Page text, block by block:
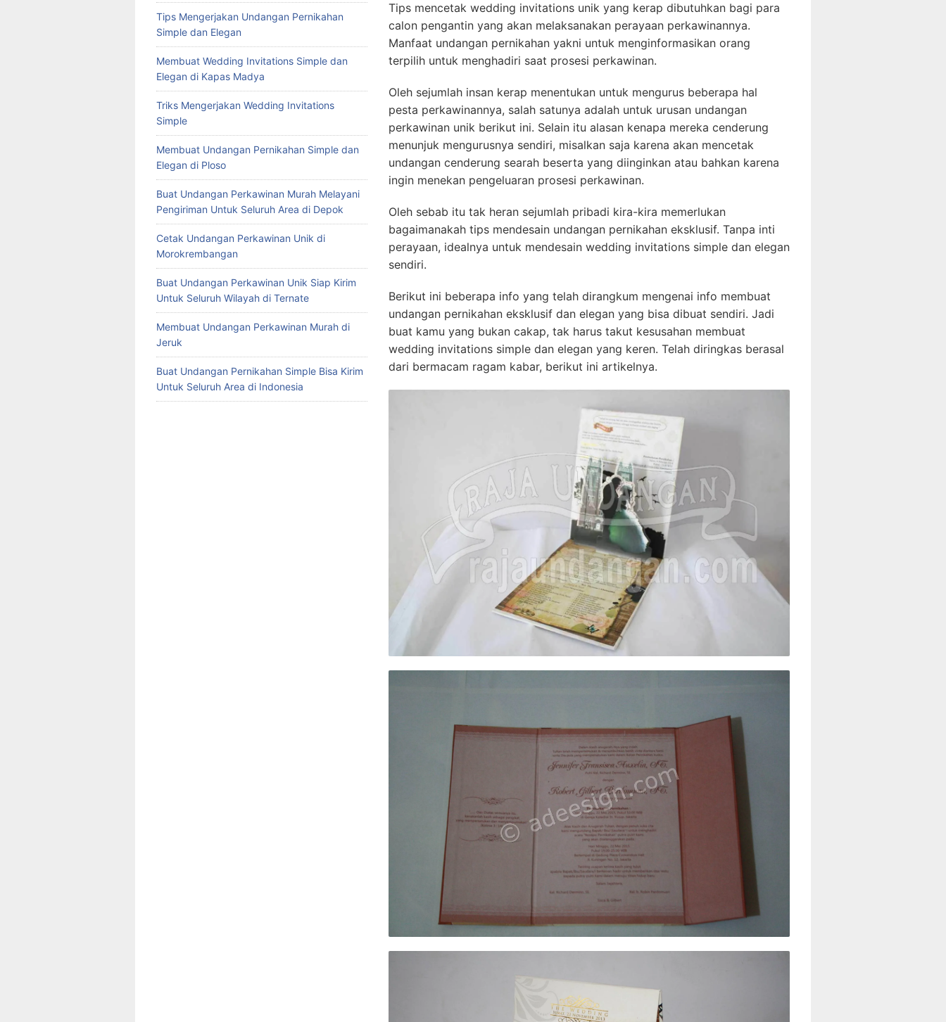
Tips mencetak wedding invitations unik yang kerap dibutuhkan bagi para
calon pengantin yang akan melaksanakan perayaan perkawinannya.
Manfaat undangan pernikahan yakni untuk menginformasikan orang
terpilih untuk menghadiri saat prosesi perkawinan.
Oleh sejumlah insan kerap menentukan untuk mengurus beberapa hal
pesta perkawinannya, salah satunya adalah untuk urusan undangan
perkawinan unik berikut ini. Selain itu alasan kenapa mereka cenderung
menunjuk mengurusnya sendiri, misalkan saja karena akan mencetak
undangan cenderung searah beserta yang diinginkan atau bahkan karena
ingin menekan pengeluaran prosesi perkawinan.
Oleh sebab itu tak heran sejumlah pribadi kira-kira memerlukan
bagaimanakah tips mendesain undangan pernikahan eksklusif. Tanpa inti
perayaan, idealnya untuk mendesain wedding invitations simple dan elegan
sendiri.
Berikut ini beberapa info yang telah dirangkum mengenai info membuat
undangan pernikahan eksklusif dan elegan yang bisa dibuat sendiri. Jadi
buat kamu yang bukan cakap, tak harus takut kesusahan membuat
wedding invitations simple dan elegan yang keren. Telah diringkas berasal
dari bermacam ragam kabar, berikut ini artikelnya.
Tips Mengerjakan Undangan Pernikahan
Simple dan Elegan
Membuat Wedding Invitations Simple dan
Elegan di Kapas Madya
Triks Mengerjakan Wedding Invitations
Simple
Membuat Undangan Pernikahan Simple dan
Elegan di Ploso
Buat Undangan Perkawinan Murah Melayani
Pengiriman Untuk Seluruh Area di Depok
Cetak Undangan Perkawinan Unik di
Morokrembangan
Buat Undangan Perkawinan Unik Siap Kirim
Untuk Seluruh Wilayah di Ternate
Membuat Undangan Perkawinan Murah di
Jeruk
Buat Undangan Pernikahan Simple Bisa Kirim
Untuk Seluruh Area di Indonesia